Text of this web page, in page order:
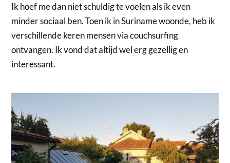
Ik hoef me dan niet schuldig te voelen als ik even
minder sociaal ben. Toen ik in Suriname woonde, heb ik
verschillende keren mensen via couchsurfing
ontvangen. Ik vond dat altijd wel erg gezellig en
interessant.